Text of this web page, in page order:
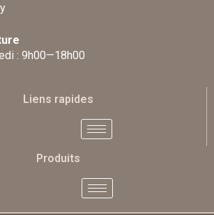
: 9h00—18h00
Liens rapides
Produits